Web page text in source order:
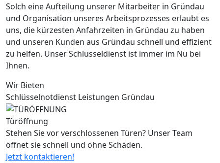
Solch eine Aufteilung unserer Mitarbeiter in Gründau
und Organisation unseres Arbeitsprozesses erlaubt es
uns, die kürzesten Anfahrzeiten in Gründau zu haben
und unseren Kunden aus Gründau schnell und effizient
zu helfen. Unser Schlüsseldienst ist immer im Nu bei
Ihnen.
Wir Bieten
Schlüsselnotdienst Leistungen Gründau
Türöffnung
Stehen Sie vor verschlossenen Türen? Unser Team
öffnet sie schnell und ohne Schäden.
Jetzt kontaktieren!